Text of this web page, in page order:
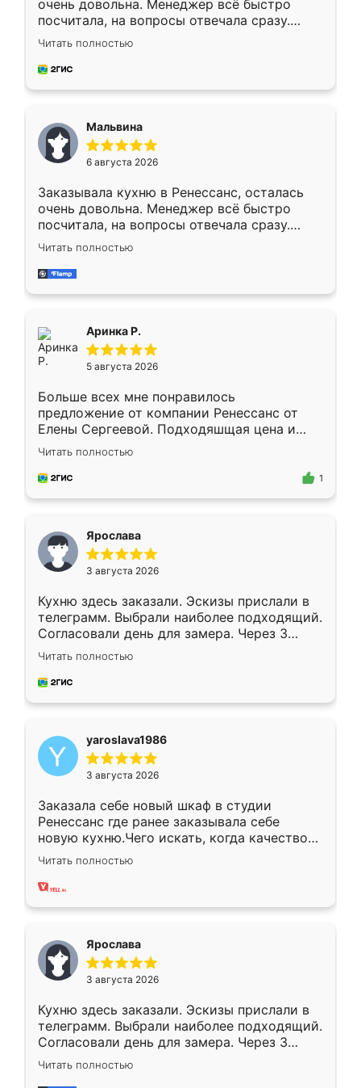
очень довольна. Менеджер всё быстро
посчитала, на вопросы отвечала сразу.
Замерщик приехал в субботу, подошёл к
делу со всей ответственностью. Собрали
за день, ребята работали аккуратно, даже
Читать полностью
Мальвина
6 августа 2026
Заказывала кухню в Ренессанс, осталась
очень довольна. Менеджер всё быстро
посчитала, на вопросы отвечала сразу.
Замерщик приехал в субботу, подошёл к
делу со всей ответственностью. Собрали
за день, ребята работали аккуратно, даже
Читать полностью
Аринка Р.
5 августа 2026
Больше всех мне понравилось
предложение от компании Ренессанс от
Елены Сергеевой. Подходяшщая цена и
короткие сроки изготовления. Приехавший
для замера сотрудник Владислав
предложил по моему эскизу самый
Читать полностью
1
Ярослава
3 августа 2026
Кухню здесь заказали. Эскизы прислали в
телеграмм. Выбрали наиболее подходящий.
Согласовали день для замера. Через 3
недели кухня была уже готова. Остались
довольны работой. Спасибо Ренессанс
мебель за качественную работу!
Читать полностью
yaroslava1986
3 августа 2026
Заказала себе новый шкаф в студии
Ренессанс где ранее заказывала себе
новую кухню.Чего искать, когда качеством
вполне довольна. Служит кухня уже почти
два года, нареканий нет.
Читать полностью
Ярослава
3 августа 2026
Кухню здесь заказали. Эскизы прислали в
телеграмм. Выбрали наиболее подходящий.
Согласовали день для замера. Через 3
недели кухня была уже готова. Остались
довольны работой. Спасибо Ренессанс
Читать полностью